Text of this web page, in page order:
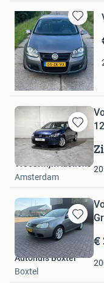
Bewaren
in
Mijn
Favorieten
Wout
Wolvega
Bewaren
in
Mijn
Favorieten
Troostwijk Auctions
Amsterdam
Bewaren
in
Mijn
Favorieten
€
Autohuis Boxtel
Boxtel